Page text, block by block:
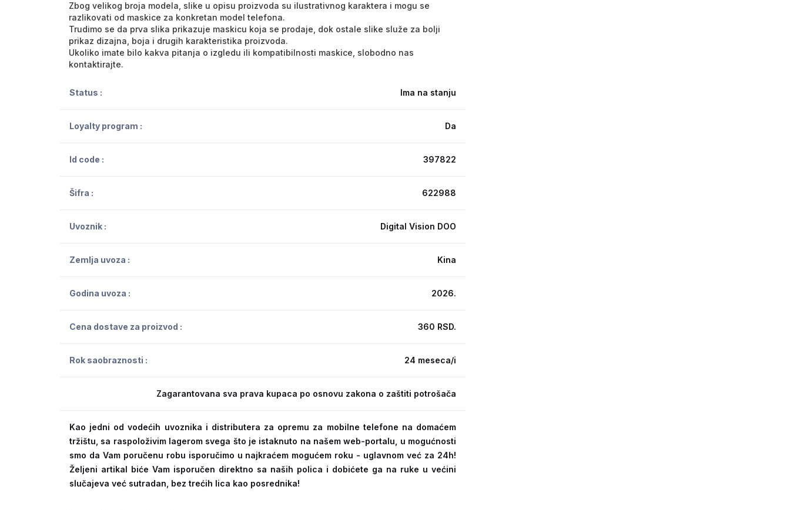
Zbog velikog broja modela, slike u opisu proizvoda su ilustrativnog karaktera i mogu se
razlikovati od maskice za konkretan model telefona.
Trudimo se da prva slika prikazuje maskicu koja se prodaje, dok ostale slike služe za bolji
prikaz dizajna, boja i drugih karakteristika proizvoda.
Ukoliko imate bilo kakva pitanja o izgledu ili kompatibilnosti maskice, slobodno nas
kontaktirajte.
Status : Ima na stanju
Loyalty program : Da
Id code : 397822
Šifra : 622988
Uvoznik : Digital Vision DOO
Zemlja uvoza : Kina
Godina uvoza : 2026.
Cena dostave za proizvod : 360 RSD.
Rok saobraznosti : 24 meseca/i
Zagarantovana sva prava kupaca po osnovu zakona o zaštiti potrošača
Kao jedni od vodećih uvoznika i distributera za opremu za mobilne telefone na domaćem
tržištu, sa raspoloživim lagerom svega što je istaknuto na našem web-portalu, u mogućnosti
smo da Vam poručenu robu isporučimo u najkraćem mogućem roku - uglavnom već za 24h!
Željeni artikal biće Vam isporučen direktno sa naših polica i dobićete ga na ruke u većini
slučajeva već sutradan, bez trećih lica kao posrednika!